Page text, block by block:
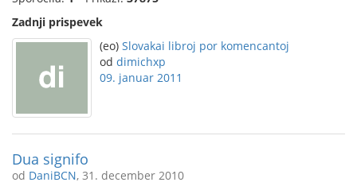
Zadnji prispevek
(eo) Slovakai libroj por komencantoj
od dimichxp
09. januar 2011
Dua signifo
od DaniBCN, 31. december 2010